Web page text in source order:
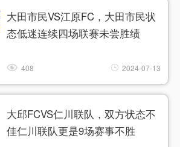
大田市民VS江原FC，大田市民状
态低迷连续四场联赛未尝胜绩
408 2024-07-13
大邱FCVS仁川联队，双方状态不
佳仁川联队更是9场赛事不胜